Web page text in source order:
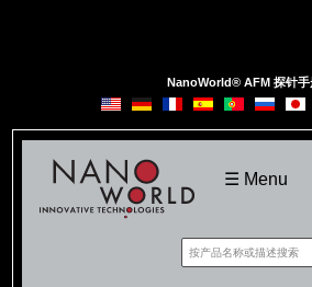
NanoWorld® AFM 探针手
NanoWorld
☰ Menu